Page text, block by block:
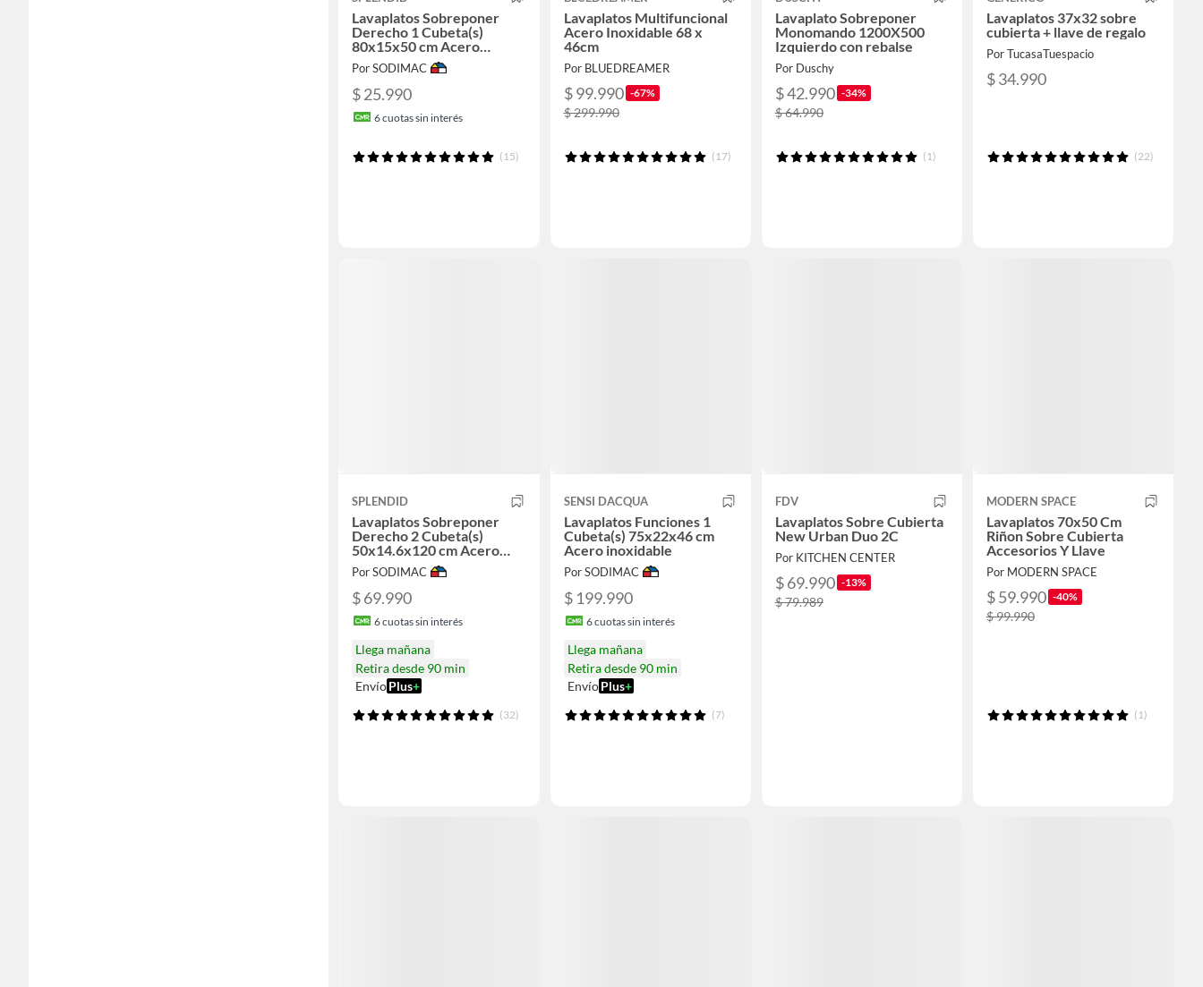
Lavaplatos Sobreponer
Derecho 1 Cubeta(s)
80x15x50 cm Acero
inoxidable
Por SODIMAC
$ 25.990
6cuotas sin interés
(15)
Lavaplatos Multifuncional
Acero Inoxidable 68 x
46cm
Por BLUEDREAMER
$ 99.990 -67%
$ 299.990
(17)
Lavaplato Sobreponer
Monomando 1200X500
Izquierdo con rebalse
Por Duschy
$ 42.990 -34%
$ 64.990
(1)
Lavaplatos 37x32 sobre
cubierta + llave de regalo
Por TucasaTuespacio
$ 34.990
(22)
SPLENDID
Lavaplatos Sobreponer
Derecho 2 Cubeta(s)
50x14.6x120 cm Acero
inoxidable
Por SODIMAC
$ 69.990
6cuotas sin interés
Llega mañana
Retira desde 90 min
EnvíoPlus+
(32)
SENSI DACQUA
Lavaplatos Funciones 1
Cubeta(s) 75x22x46 cm
Acero inoxidable
Por SODIMAC
$ 199.990
6cuotas sin interés
Llega mañana
Retira desde 90 min
Envío Plus+
(7)
FDV
Lavaplatos Sobre Cubierta
New Urban Duo 2C
Por KITCHEN CENTER
$ 69.990 -13%
$ 79.989
MODERN SPACE
Lavaplatos 70x50 Cm
Riñon Sobre Cubierta
Accesorios Y Llave
Por MODERN SPACE
$ 59.990 -40%
$ 99.990
(1)